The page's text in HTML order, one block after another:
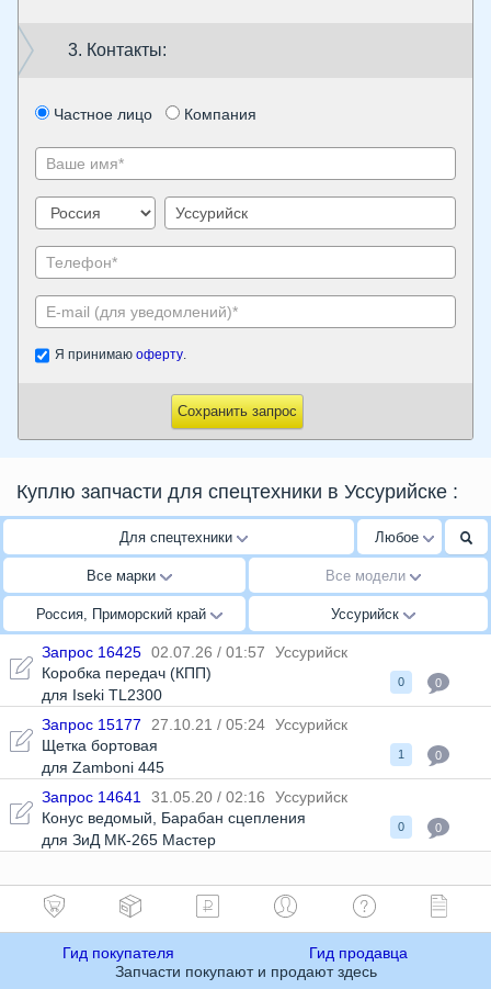
3. Контакты:
Частное лицо Компания
Я принимаю оферту.
Сохранить запрос
Куплю запчасти для спецтехники в Уссурийске :
Для спецтехники Любое
Все марки Все модели
Россия, Приморский край Уссурийск
Запрос 16425 02.07.26 / 01:57
Уссурийск
Коробка передач (КПП)
для Iseki TL2300
0 0
Запрос 15177 27.10.21 / 05:24 Уссурийск
Щетка бортовая
для Zamboni 445
1 0
Запрос 14641 31.05.20 / 02:16
Уссурийск
Конус ведомый
Барабан сцепления
для ЗиД МК-265 Мастер
0 0
Гид покупателя
Гид продавца
Запчасти покупают и продают здесь